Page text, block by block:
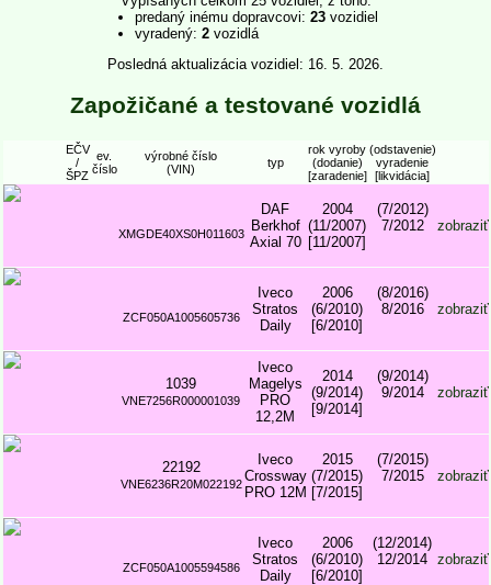
predaný inému dopravcovi: 23 vozidiel
vyradený: 2 vozidlá
Posledná aktualizácia vozidiel: 16. 5. 2026.
Zapožičané a testované vozidlá
EČV
/
ŠPZ
ev.
číslo
výrobné číslo
(VIN)
typ
rok vyroby
(dodanie)
[zaradenie]
(odstavenie)
vyradenie
[likvidácia]
XMGDE40XS0H011603
DAF
Berkhof
Axial 70
2004
(11/2007)
[11/2007]
(7/2012)
7/2012
zobraziť
ZCF050A1005605736
Iveco
Stratos
Daily
2006
(6/2010)
[6/2010]
(8/2016)
8/2016
zobraziť
1039
VNE7256R000001039
Iveco
Magelys
PRO
12,2M
2014
(9/2014)
[9/2014]
(9/2014)
9/2014
zobraziť
22192
VNE6236R20M022192
Iveco
Crossway
PRO 12M
2015
(7/2015)
[7/2015]
(7/2015)
7/2015
zobraziť
ZCF050A1005594586
Iveco
Stratos
Daily
2006
(6/2010)
[6/2010]
(12/2014)
12/2014 zobraziť